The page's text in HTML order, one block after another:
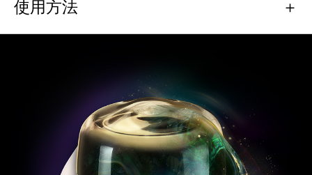
使用方法